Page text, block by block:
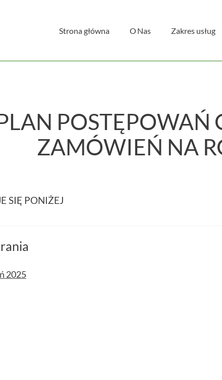
Strona główna O Nas Zakres usług
POSTĘPOWAŃ
ZAMÓWIEŃ NA
SIĘ PONIŻEJ
2025